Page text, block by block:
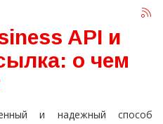
API и
о чем
и надежный способ